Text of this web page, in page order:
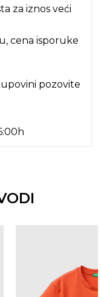
za iznos veći
cena isporuke
pozovite